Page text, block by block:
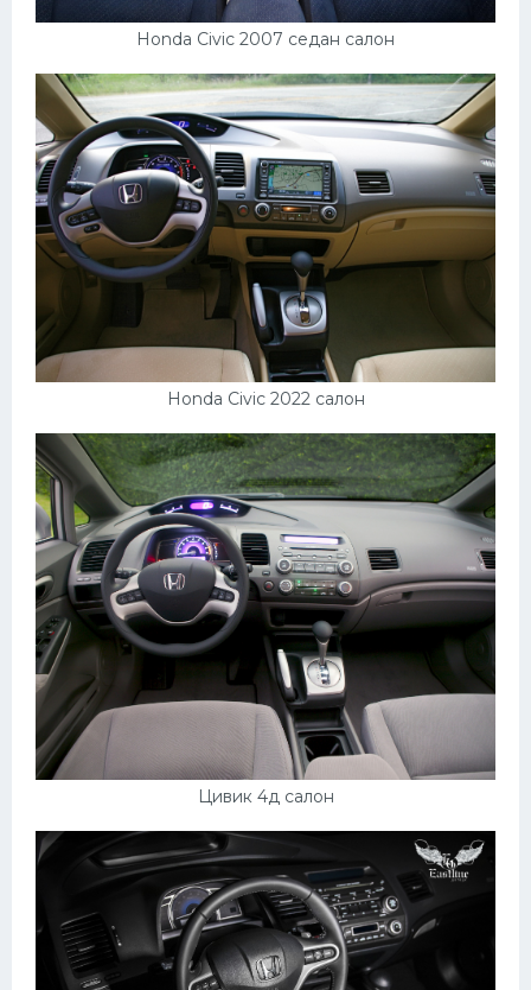
Honda Civic 2007 седан салон
Honda Civic 2022 салон
Цивик 4д салон